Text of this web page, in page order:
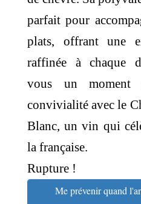
parfait pour
plats, offrant une
raffinée à chaque
vous un
convivialité avec le
Blanc, un vin qui
la française.
Rupture !
Me prévenir quand